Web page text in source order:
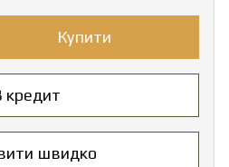
Купити
кредит
швидко